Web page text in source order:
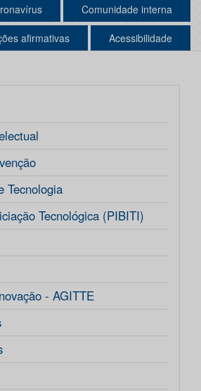
Comunidade interna
afirmativas Acessibilidade
Tecnologia
Tecnológica (PIBITI)
- AGITTE